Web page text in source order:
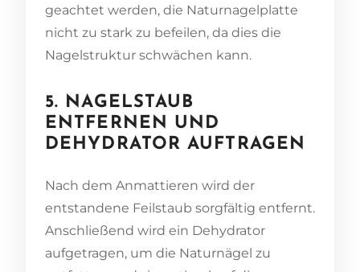
geachtet werden, die Naturnagelplatte
nicht zu stark zu befeilen, da dies die
Nagelstruktur schwächen kann.
5. NAGELSTAUB
ENTFERNEN UND
DEHYDRATOR AUFTRAGEN
Nach dem Anmattieren wird der
entstandene Feilstaub sorgfältig entfernt.
Anschließend wird ein Dehydrator
aufgetragen, um die Naturnägel zu